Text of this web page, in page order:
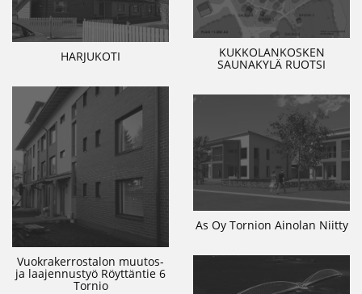
KUKKOLANKOSKEN
SAUNAKYLÄ RUOTSI
HARJUKOTI
Vuokrakerrostalon muutos-
ja laajennustyö Röyttäntie 6
Tornio
As Oy Tornion Ainolan Niitty